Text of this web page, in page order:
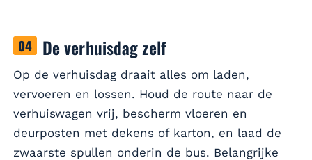
De verhuisdag zelf
Op de verhuisdag draait alles om laden,
vervoeren en lossen. Houd de route naar de
verhuiswagen vrij, bescherm vloeren en
deurposten met dekens of karton, en laad de
zwaarste spullen onderin de bus. Belangrijke